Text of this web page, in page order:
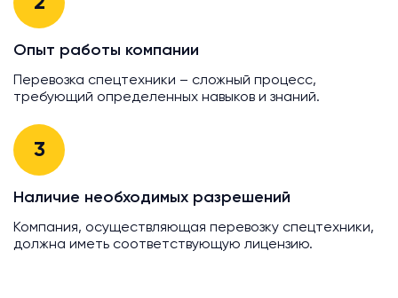
Опыт работы компании
Перевозка спецтехники – сложный процесс,
требующий определенных навыков и знаний.
3
Наличие необходимых разрешений
Компания, осуществляющая перевозку спецтехники,
должна иметь соответствующую лицензию.